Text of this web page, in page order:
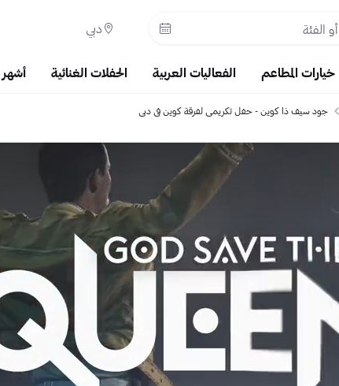
دبي
خيارات المطاعم الفعاليات العربية الحفلات الغنائية
جود سيف ذا كوين - حفل تكريمي لفرقة كوين في دبي